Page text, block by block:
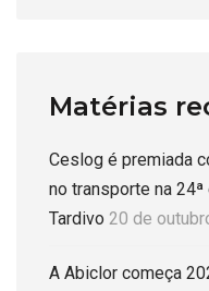
Matérias
Ceslog é premiada
no transporte na
Tardivo 20 de
A Abiclor começa